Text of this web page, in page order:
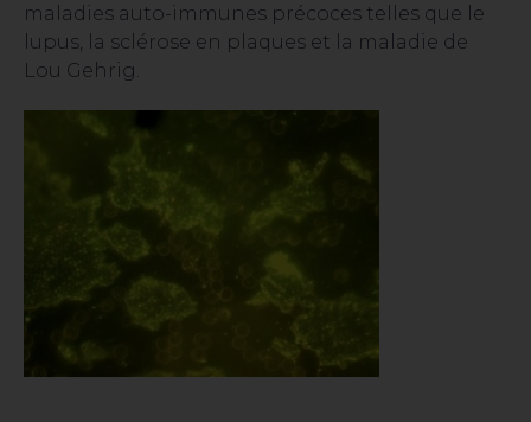
maladies auto-immunes précoces telles que le
lupus, la sclérose en plaques et la maladie de
Lou Gehrig.